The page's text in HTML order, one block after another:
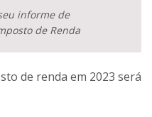
informe de
de Renda
de renda em 2023 será